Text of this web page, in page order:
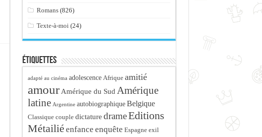
Romans (826)
Texte-à-moi (24)
Étiquettes
adapté au cinéma adolescence Afrique amitié
amour Amérique du Sud Amérique
latine Argentine autobiographique Belgique
Classique couple dictature drameEditions
Métailié enfance enquête Espagne exil